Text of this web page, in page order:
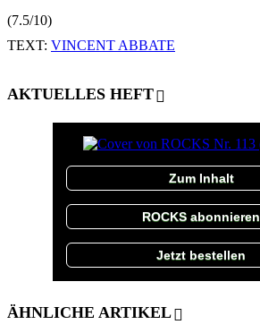
(7.5/10)
TEXT: VINCENT ABBATE
AKTUELLES HEFT
Zum Inhalt
ROCKS abonnieren
Jetzt bestellen
ÄHNLICHE ARTIKEL